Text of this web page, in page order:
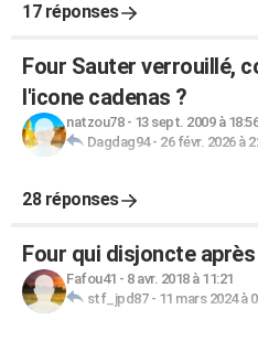
17 réponses
Four Sauter verrouillé,
l'icone cadenas ?
natzou78- 13 sept. 2009 à 18:56
Dagdag94- 26 févr. 2026 à
28 réponses
Four qui disjoncte
Fafou41 - 8 avr. 2018 à 11:21
stf_jpd87- 11 mars 2024 à